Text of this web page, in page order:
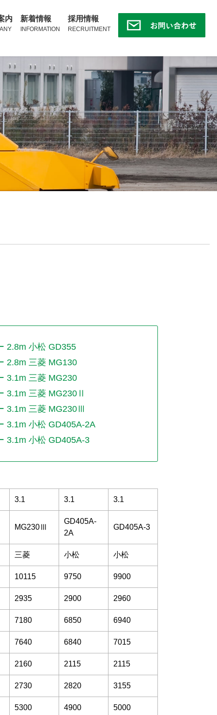
内 新着情報
INFORMATION
採用情報
RECRUITMENT
2.8m 小松 GD355
2.8m 三菱 MG130
3.1m 三菱 MG230
3.1m 三菱 MG230Ⅱ
3.1m 三菱 MG230Ⅲ
3.1m 小松 GD405A-2A
3.1m 小松 GD405A-3
3.1 3.1 3.1
MG230Ⅲ
GD405A-
2A
GD405A-3
三菱 小松 小松
10115 9750 9900
2935 2900 2960
7180 6850 6940
7640 6840 7015
2160 2115 2115
2730 2820 3155
5300 4900 5000